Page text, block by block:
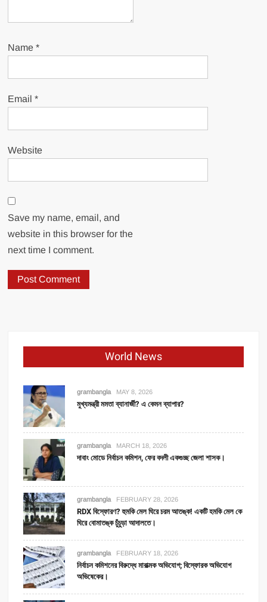
Name*
Email*
Website
Save my name, email, and
website in this browser for the
next time I comment.
World News
grambangla MAY 8, 2026
মুখ্যমন্ত্রী মমতা ব্যানার্জী? এ কেমন ব্যাপার?
grambangla MARCH 18, 2026
দাবাং মোডে নির্বাচন কমিশন, ফের বদলী একগুচ্ছ জেলা শাসক।
grambangla FEBRUARY 28, 2026
RDX বিস্ফোরণ? হুমকি মেল ঘিরে চরম আতঙ্ক! একটি হমকি মেল কে
ঘিরে বোমাতঙ্ক চুঁচুড়া আদালতে।
grambangla FEBRUARY 18, 2026
নির্বাচন কমিশনের বিরুদ্ধে মারাত্মক অভিযোগ; বিস্ফোরক অভিযোগ
অভিষেকের।